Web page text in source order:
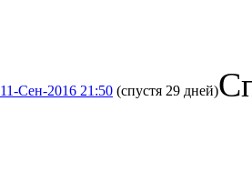
11-Сен-2016 21:50 (спустя 29 дней)